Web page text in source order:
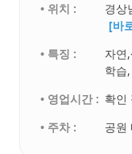
• 위치 :
경상
[바
• 특징 :
자연
학습
• 영업시간 : 확인
• 주차 :
공원